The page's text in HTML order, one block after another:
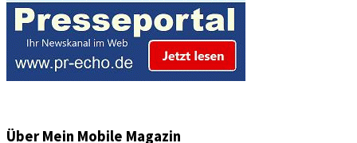
Über Mein Mobile Magazin